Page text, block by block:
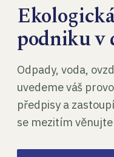
podniku v
Odpady, voda,
uvedeme váš
předpisy a
se mezitím